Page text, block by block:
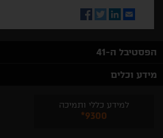
Email
LinkedIn
Twitter
Facebook
הפסטיבל ה-41
מידע וכלים
למידע כללי ותמיכה
*9300